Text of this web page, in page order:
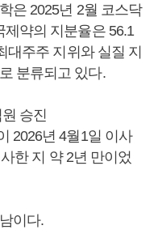
은 2025년 2월 코스닥
약의 지분율은 56.1
대주주 지위와 실질 지
분류되고 있다.
승진
2026년 4월1일 이사
한 지 약 2년 만이었
이다.